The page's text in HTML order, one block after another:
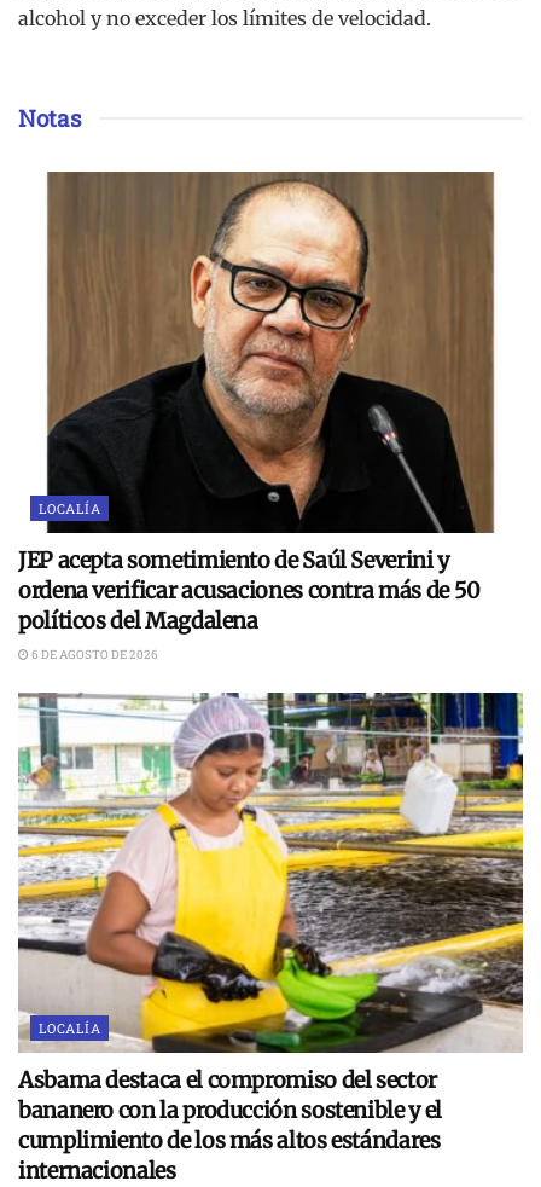
alcohol y no exceder los límites de velocidad.
Notas
LOCALÍA
JEP acepta sometimiento de Saúl Severini y
ordena verificar acusaciones contra más de 50
políticos del Magdalena
6 DE AGOSTO DE 2026
LOCALÍA
Asbama destaca el compromiso del sector
bananero con la producción sostenible y el
cumplimiento de los más altos estándares
internacionales